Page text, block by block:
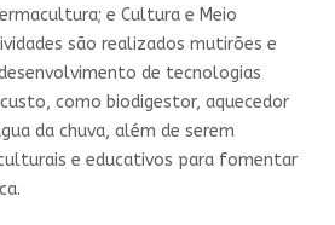
e Cultura e Meio
são realizados mutirões e
de tecnologias
como biodigestor, aquecedor
da chuva, além de serem
e educativos para fomentar